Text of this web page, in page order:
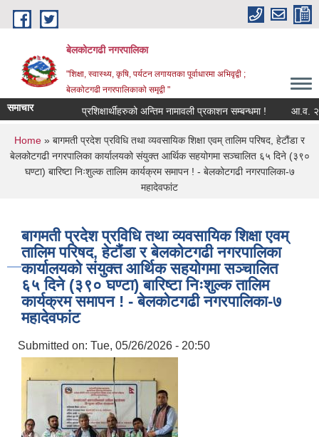
Skip to main content
बेलकोटगढी नगरपालिका
"शिक्षा, स्वास्थ्य, कृषि, पर्यटन लगायतका पूर्वाधारमा अभिवृद्वी ;
बेलकोटगढी नगरपालिकाको समृद्वी "
समाचार प्रशिक्षार्थीहरुको अन्तिम नामावली प्रकाशन सम्बन्धमा ! आ.व. २०८३/८४
You are here
Home » बागमती प्रदेश प्रविधि तथा व्यवसायिक शिक्षा एवम् तालिम परिषद, हेटौंडा र
बेलकोटगढी नगरपालिका कार्यालयको संयुक्त आर्थिक सहयोगमा सञ्चालित ६५ दिने (३९०
घण्टा) बारिष्टा निःशुल्क तालिम कार्यक्रम समापन ! - बेलकोटगढी नगरपालिका-७
महादेवफांट
बागमती प्रदेश प्रविधि तथा व्यवसायिक शिक्षा एवम्
तालिम परिषद, हेटौंडा र बेलकोटगढी नगरपालिका
कार्यालयको संयुक्त आर्थिक सहयोगमा सञ्चालित
६५ दिने (३९० घण्टा) बारिष्टा निःशुल्क तालिम
कार्यक्रम समापन ! - बेलकोटगढी नगरपालिका-७
महादेवफांट
Submitted on: Tue, 05/26/2026 - 20:50